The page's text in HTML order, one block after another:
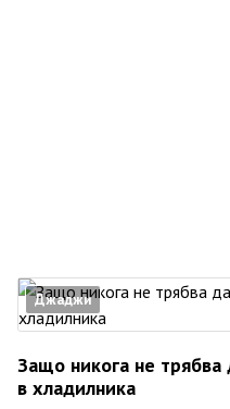
Джаджи
Защо никога не трябва
в хладилника